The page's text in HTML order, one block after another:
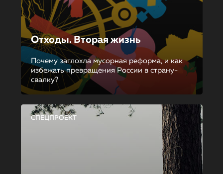
Отходы. Вторая жизнь
Почему заглохла мусорная реформа, и как
избежать превращения России в страну-
свалку?
СПЕЦПРОЕКТ